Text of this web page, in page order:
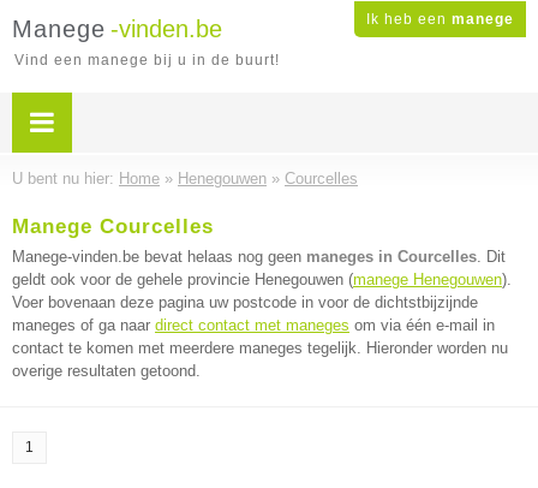
Ik heb een manege
Manege -vinden.be
Vind een manege bij u in de buurt!
U bent nu hier: Home » Henegouwen » Courcelles
Manege Courcelles
Manege-vinden.be bevat helaas nog geen maneges in Courcelles. Dit
geldt ook voor de gehele provincie Henegouwen (manege Henegouwen).
Voer bovenaan deze pagina uw postcode in voor de dichtstbijzijnde
maneges of ga naar direct contact met maneges om via één e-mail in
contact te komen met meerdere maneges tegelijk. Hieronder worden nu
overige resultaten getoond.
1